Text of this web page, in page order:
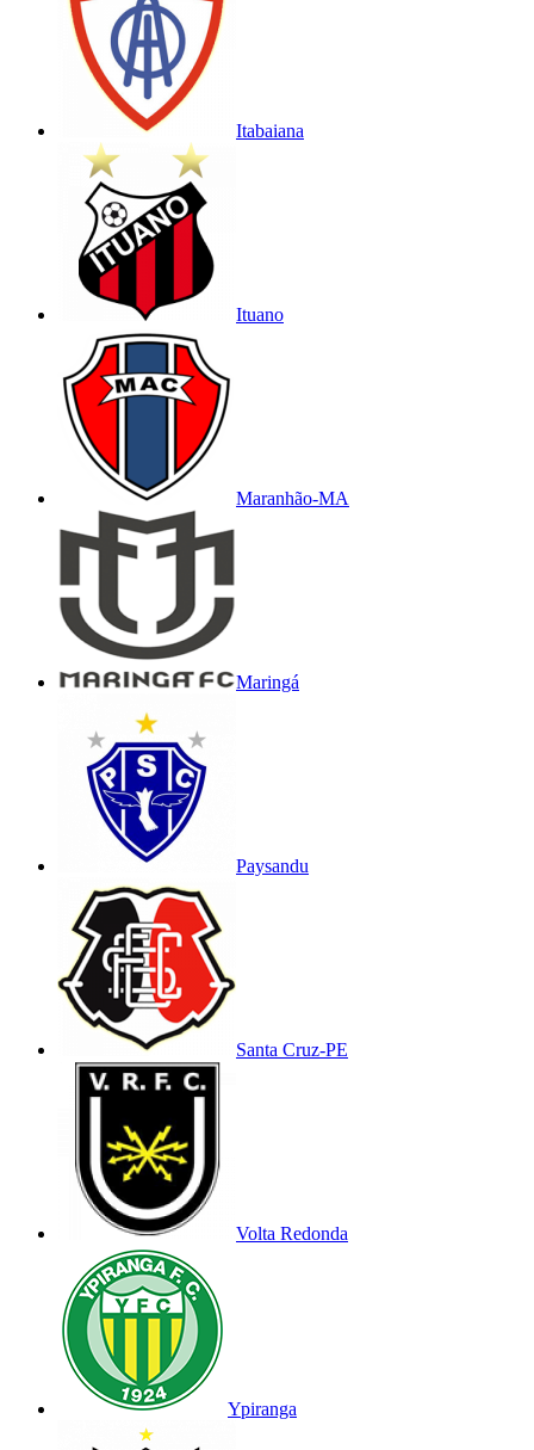
Itabaiana
Ituano
Maranhão-MA
Maringá
Paysandu
Santa Cruz-PE
Volta Redonda
Ypiranga